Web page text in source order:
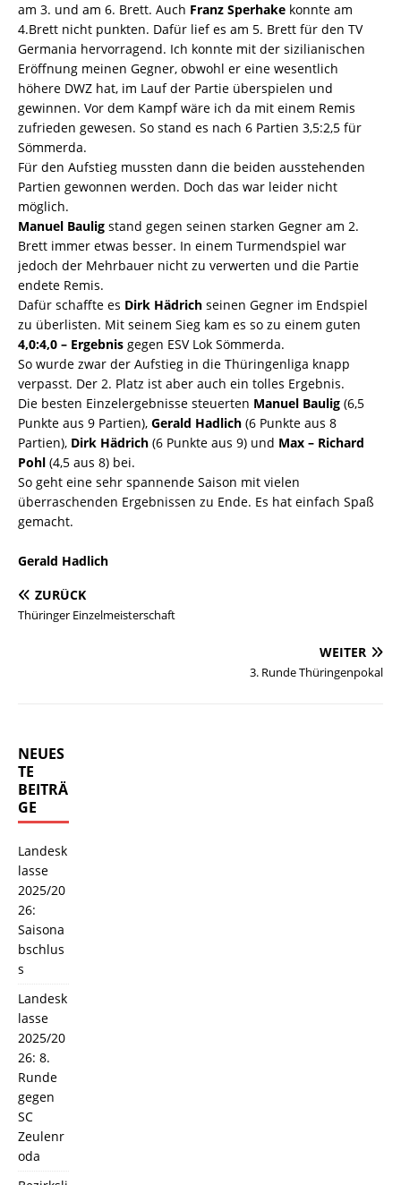
am 3. und am 6. Brett. Auch Franz Sperhake konnte am
4.Brett nicht punkten. Dafür lief es am 5. Brett für den TV
Germania hervorragend. Ich konnte mit der sizilianischen
Eröffnung meinen Gegner, obwohl er eine wesentlich
höhere DWZ hat, im Lauf der Partie überspielen und
gewinnen. Vor dem Kampf wäre ich da mit einem Remis
zufrieden gewesen. So stand es nach 6 Partien 3,5:2,5 für
Sömmerda.
Für den Aufstieg mussten dann die beiden ausstehenden
Partien gewonnen werden. Doch das war leider nicht
möglich.
Manuel Baulig stand gegen seinen starken Gegner am 2.
Brett immer etwas besser. In einem Turmendspiel war
jedoch der Mehrbauer nicht zu verwerten und die Partie
endete Remis.
Dafür schaffte es Dirk Hädrich seinen Gegner im Endspiel
zu überlisten. Mit seinem Sieg kam es so zu einem guten
4,0:4,0 – Ergebnis gegen ESV Lok Sömmerda.
So wurde zwar der Aufstieg in die Thüringenliga knapp
verpasst. Der 2. Platz ist aber auch ein tolles Ergebnis.
Die besten Einzelergebnisse steuerten Manuel Baulig (6,5
Punkte aus 9 Partien), Gerald Hadlich (6 Punkte aus 8
Partien), Dirk Hädrich (6 Punkte aus 9) und Max – Richard
Pohl (4,5 aus 8) bei.
So geht eine sehr spannende Saison mit vielen
überraschenden Ergebnissen zu Ende. Es hat einfach Spaß
gemacht.
Gerald Hadlich
ZURÜCK
Thüringer Einzelmeisterschaft
WEITER
3. Runde Thüringenpokal
NEUES
TE
BEITRÄ
GE
Landesk
lasse
2025/20
26:
Saisona
bschlus
s
Landesk
lasse
2025/20
26: 8.
Runde
gegen
SC
Zeulenr
oda